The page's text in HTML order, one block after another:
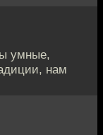
умные,
нам